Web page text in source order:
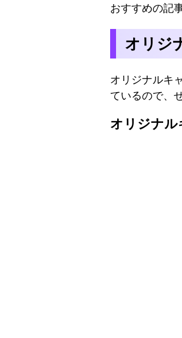
おすすめの記
オリジ
オリジナルキ
ているので、
オリジナ